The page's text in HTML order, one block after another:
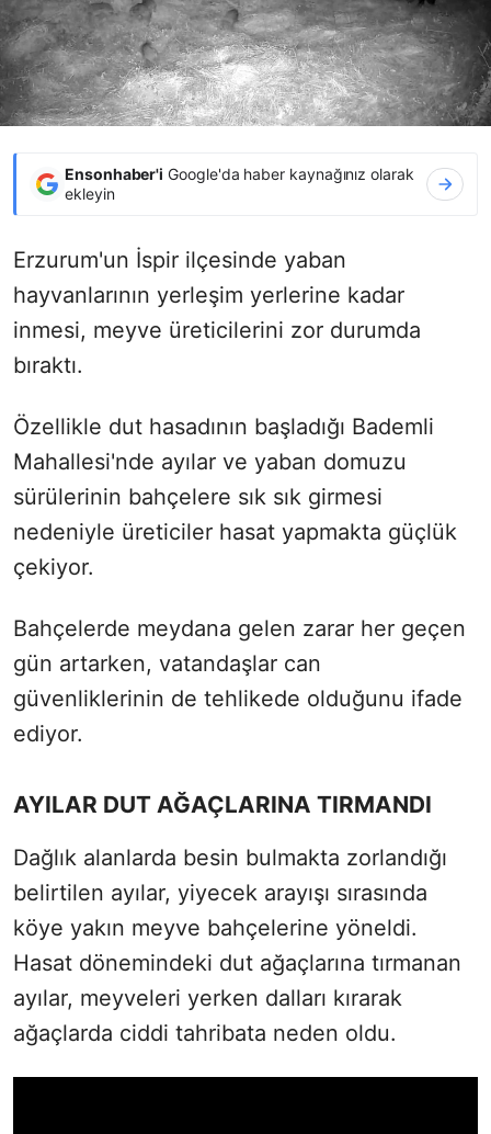
Ensonhaber'i Google'da haber kaynağınız olarak
ekleyin
Erzurum'un İspir ilçesinde yaban
hayvanlarının yerleşim yerlerine kadar
inmesi, meyve üreticilerini zor durumda
bıraktı.
Özellikle dut hasadının başladığı Bademli
Mahallesi'nde ayılar ve yaban domuzu
sürülerinin bahçelere sık sık girmesi
nedeniyle üreticiler hasat yapmakta güçlük
çekiyor.
Bahçelerde meydana gelen zarar her geçen
gün artarken, vatandaşlar can
güvenliklerinin de tehlikede olduğunu ifade
ediyor.
AYILAR DUT AĞAÇLARINA TIRMANDI
Dağlık alanlarda besin bulmakta zorlandığı
belirtilen ayılar, yiyecek arayışı sırasında
köye yakın meyve bahçelerine yöneldi.
Hasat dönemindeki dut ağaçlarına tırmanan
ayılar, meyveleri yerken dalları kırarak
ağaçlarda ciddi tahribata neden oldu.